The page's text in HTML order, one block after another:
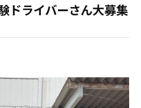
ドライバーさん大募集